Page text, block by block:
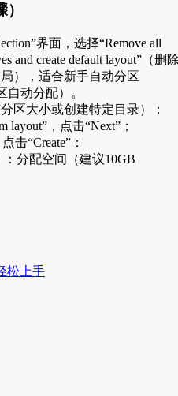
界面，选择“Remove all
and create default layout”（删
），适合新手自动分区
自动分配）。
区大小或创建特定目录）：
layout”，点击“Next”；
击“Create”：
：分配空间（建议10GB
松上手